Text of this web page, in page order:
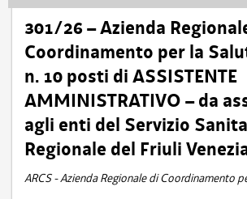
301/26 – Azienda
Coordinamento per la
n. 10 posti di ASSISTENTE
AMMINISTRATIVO – da
agli enti del Servizio
Regionale del Friuli
ARCS - Azienda Regionale di Coordinamento